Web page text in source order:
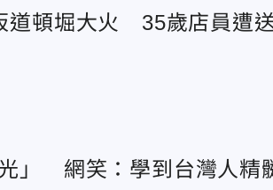
道頓堀大火 35歲店員遭
」 網笑：學到台灣人精